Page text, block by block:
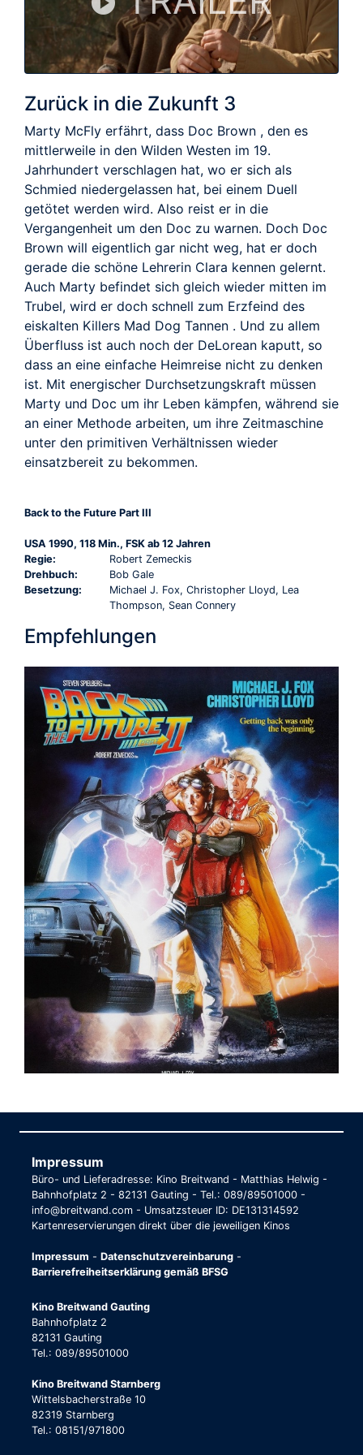
Zurück in die Zukunft 3
Marty McFly erfährt, dass Doc Brown , den es
mittlerweile in den Wilden Westen im 19.
Jahrhundert verschlagen hat, wo er sich als
Schmied niedergelassen hat, bei einem Duell
getötet werden wird. Also reist er in die
Vergangenheit um den Doc zu warnen. Doch Doc
Brown will eigentlich gar nicht weg, hat er doch
gerade die schöne Lehrerin Clara kennen gelernt.
Auch Marty befindet sich gleich wieder mitten im
Trubel, wird er doch schnell zum Erzfeind des
eiskalten Killers Mad Dog Tannen . Und zu allem
Überfluss ist auch noch der DeLorean kaputt, so
dass an eine einfache Heimreise nicht zu denken
ist. Mit energischer Durchsetzungskraft müssen
Marty und Doc um ihr Leben kämpfen, während sie
an einer Methode arbeiten, um ihre Zeitmaschine
unter den primitiven Verhältnissen wieder
einsatzbereit zu bekommen.
Back to the Future Part III
USA 1990, 118 Min., FSK ab 12 Jahren
Regie:
Robert Zemeckis
Drehbuch:
Bob Gale
Besetzung:
Michael J. Fox, Christopher Lloyd, Lea
Thompson, Sean Connery
Empfehlungen
Impressum
Büro- und Lieferadresse: Kino Breitwand - Matthias Helwig -
Bahnhofplatz 2 - 82131 Gauting - Tel.: 089/89501000 -
info@breitwand.com - Umsatzsteuer ID: DE131314592
Kartenreservierungen direkt über die jeweiligen Kinos
Impressum - Datenschutzvereinbarung -
Barrierefreiheitserklärung gemäß BFSG
Kino Breitwand Gauting
Bahnhofplatz 2
82131 Gauting
Tel.: 089/89501000
Kino Breitwand Starnberg
Wittelsbacherstraße 10
82319 Starnberg
Tel.: 08151/971800